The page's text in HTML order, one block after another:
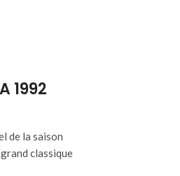
1992
de la saison
classique